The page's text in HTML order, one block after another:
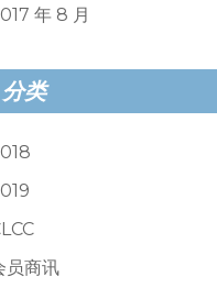
年 8 月
分类
员商讯